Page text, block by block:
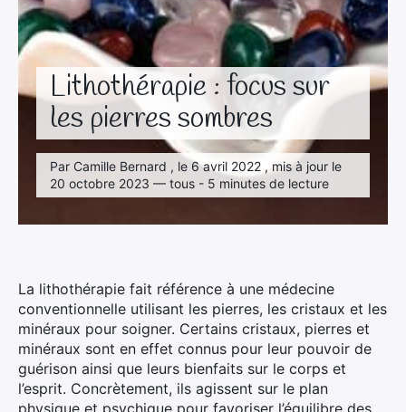
Lithothérapie : focus sur
les pierres sombres
Par Camille Bernard , le 6 avril 2022 , mis à jour le
20 octobre 2023 — tous - 5 minutes de lecture
La lithothérapie fait référence à une médecine
conventionnelle utilisant les pierres, les cristaux et les
minéraux pour soigner. Certains cristaux, pierres et
minéraux sont en effet connus pour leur pouvoir de
guérison ainsi que leurs bienfaits sur le corps et
l’esprit. Concrètement, ils agissent sur le plan
physique et psychique pour favoriser l’équilibre des